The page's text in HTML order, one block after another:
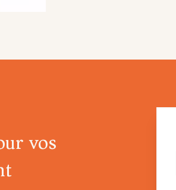
vos